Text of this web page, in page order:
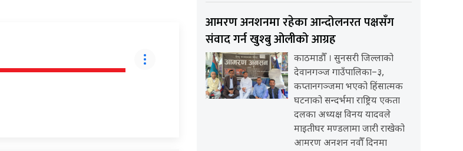
आमरण अनशनमा रहेका आन्दोलनरत पक्षसँग
संवाद गर्न खुश्बु ओलीको आग्रह
काठमाडौँ । सुनसरी जिल्लाको
देवानगञ्ज गाउँपालिका–३,
कप्तानगञ्जमा भएको हिंसात्मक
घटनाको सन्दर्भमा राष्ट्रिय एकता
दलका अध्यक्ष विनय यादवले
माइतीघर मण्डलामा जारी राखेको
आमरण अनशन नवौँ दिनमा